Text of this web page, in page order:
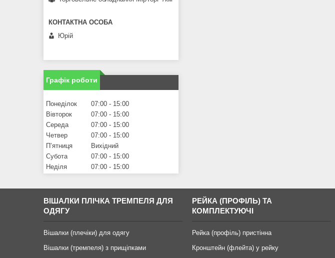
Юрій
Графік роботи
Понеділок 07:00
15:00
Вівторок
07:00
15:00
Середа
07:00
15:00
Четвер
07:00
15:00
Пʼятниця
Вихідний
Субота
07:00
15:00
Неділя
07:00 15:00
ВІШАЛКИ ПЛІЧКА ТРЕМПЕЛЯ ДЛЯ
ОДЯГУ
Вішалки (плечіки) для одягу
Вішалки (тремпеля) з прищіпками
РЕЙКА (ПРОФІЛЬ) ТА
КОМПЛЕКТУЮЧІ
Рейка (профіль) пристінна
Кронштейн (флейта) у рейку